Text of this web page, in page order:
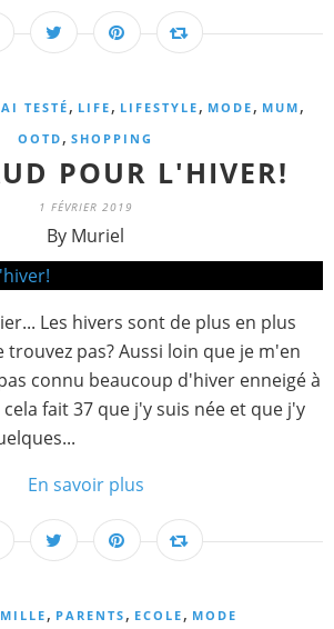
TESTÉ, LIFE, LIFESTYLE, MODE, MUM,
OOTD, SHOPPING
POUR L'HIVER!
1 FÉVRIER 2019
By Muriel
Les hivers sont de plus en plus
pas? Aussi loin que je m'en
connu beaucoup d'hiver enneigé à
fait 37 que j'y suis née et que j'y
En savoir plus
, PARENTS, ECOLE, MODE